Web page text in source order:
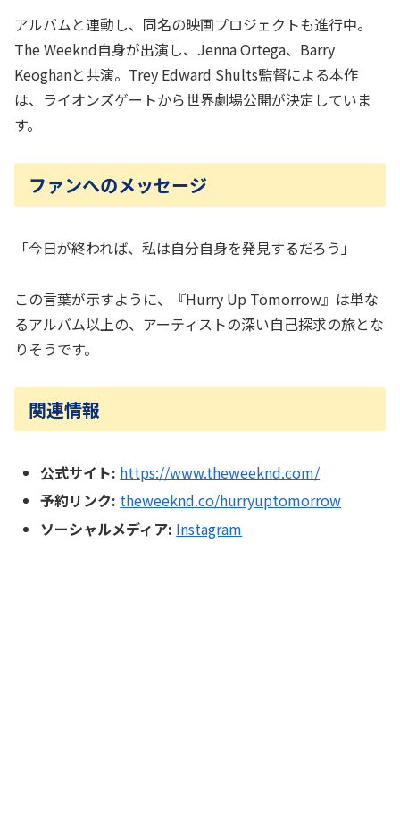
アルバムと連動し、同名の映画プロジェクトも進行中。
The Weeknd自身が出演し、Jenna Ortega、Barry
Keoghanと共演。Trey Edward Shults監督による本作
は、ライオンズゲートから世界劇場公開が決定していま
す。
ファンへのメッセージ
「今日が終われば、私は自分自身を発見するだろう」
この言葉が示すように、『Hurry Up Tomorrow』は単な
るアルバム以上の、アーティストの深い自己探求の旅とな
りそうです。
関連情報
公式サイト: https://www.theweeknd.com/
予約リンク: theweeknd.co/hurryuptomorrow
ソーシャルメディア: Instagram